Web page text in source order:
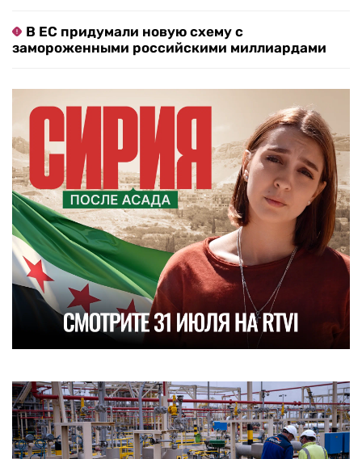
В ЕС придумали новую схему с
замороженными российскими миллиардами